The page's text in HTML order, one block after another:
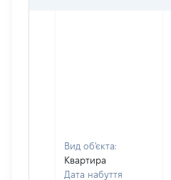
Вид об'єкта:
Квартира
Дата набуття